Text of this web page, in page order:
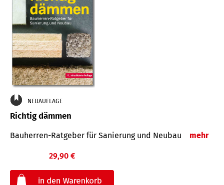
NEUAUFLAGE
Richtig dämmen
Bauherren-Ratgeber für Sanierung und Neubau mehr
29,90 €